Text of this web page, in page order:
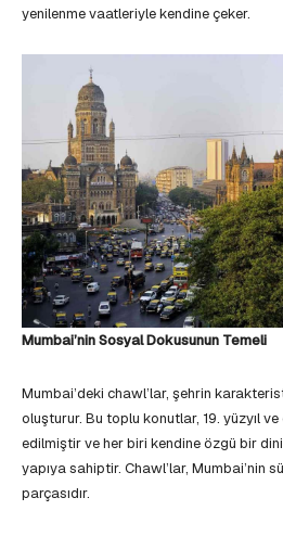
yenilenme vaatleriyle kendine çeker.
Mumbai’nin Sosyal Dokusunun Temeli
Mumbai’deki chawl’lar, şehrin
oluşturur. Bu toplu konutlar, 19. yüzyıl
edilmiştir ve her biri kendine özgü bir
yapıya sahiptir. Chawl’lar, Mumbai’nin
parçasıdır.